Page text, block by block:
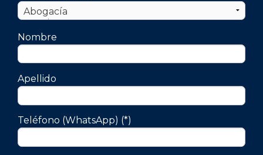
Nombre
Apellido
Teléfono (WhatsApp) (*)